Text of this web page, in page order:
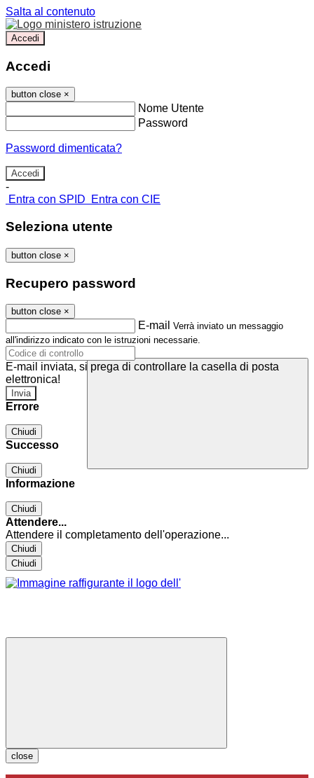
Salta al contenuto
Accedi
Accedi
button close ×
Nome Utente
Password
Password dimenticata?
-
Entra con SPID
Entra con CIE
Seleziona utente
button close ×
Recupero password
button close ×
E-mail Verrà inviato un messaggio
all'indirizzo indicato con le istruzioni necessarie.
E-mail inviata, si prega di controllare la casella di posta
elettronica!
Errore
Chiudi
Successo
Chiudi
Informazione
Chiudi
Attendere...
Attendere il completamento dell'operazione...
Chiudi
Chiudi
close